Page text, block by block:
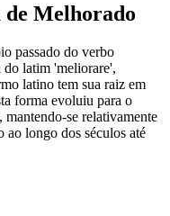
de Melhorado
passado do verbo
do latim 'meliorare',
latino tem sua raiz em
forma evoluiu para o
se relativamente
ao longo dos séculos até